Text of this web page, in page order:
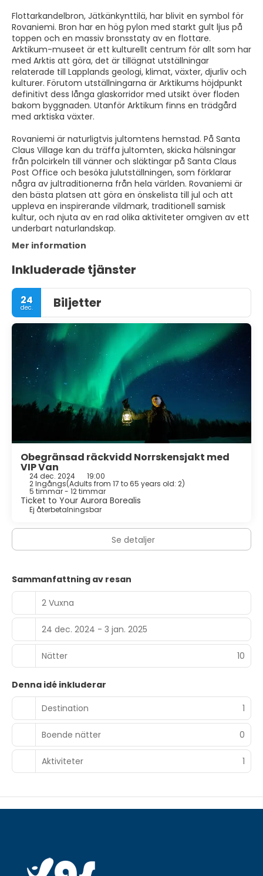
Flottarkandelbron, Jätkänkynttilä, har blivit en symbol för
Rovaniemi. Bron har en hög pylon med starkt gult ljus på
toppen och en massiv bronsstaty av en flottare.
Arktikum-museet är ett kulturellt centrum för allt som har
med Arktis att göra, det är tillägnat utställningar
relaterade till Lapplands geologi, klimat, växter, djurliv och
kulturer. Förutom utställningarna är Arktikums höjdpunkt
definitivt dess långa glaskorridor med utsikt över floden
bakom byggnaden. Utanför Arktikum finns en trädgård
med arktiska växter.
Rovaniemi är naturligtvis jultomtens hemstad. På Santa
Claus Village kan du träffa jultomten, skicka hälsningar
från polcirkeln till vänner och släktingar på Santa Claus
Post Office och besöka julutställningen, som förklarar
några av jultraditionerna från hela världen. Rovaniemi är
den bästa platsen att göra en önskelista till jul och att
uppleva en inspirerande vildmark, traditionell samisk
kultur, och njuta av en rad olika aktiviteter omgiven av ett
underbart naturlandskap.
Mer information
Inkluderade tjänster
24
dec. Biljetter
Obegränsad räckvidd Norrskensjakt med
VIP Van
24 dec. 2024 19:00
2 Ingångs(Adults from 17 to 65 years old: 2)
5 timmar - 12 timmar
Ticket to Your Aurora Borealis
Ej återbetalningsbar
Se detaljer
Sammanfattning av resan
2 Vuxna
24 dec. 2024 - 3 jan. 2025
Nätter 10
Denna idé inkluderar
Destination
1
Boende nätter 0
Aktiviteter 1